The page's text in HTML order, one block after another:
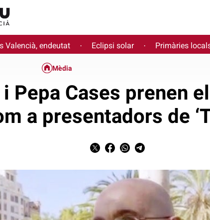
Valencià, endeutat · Eclipsi solar · Primàries
Mèdia
Pepa Cases prenen
a presentadors de